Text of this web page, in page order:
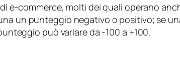
commerce, molti dei quali operano
un punteggio negativo o positivo; se
può variare da -100 a +100.